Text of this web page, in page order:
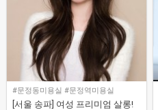
#문정동미용실 #문정역미용실
[서울 송파] 여성 프리미엄 살롱!